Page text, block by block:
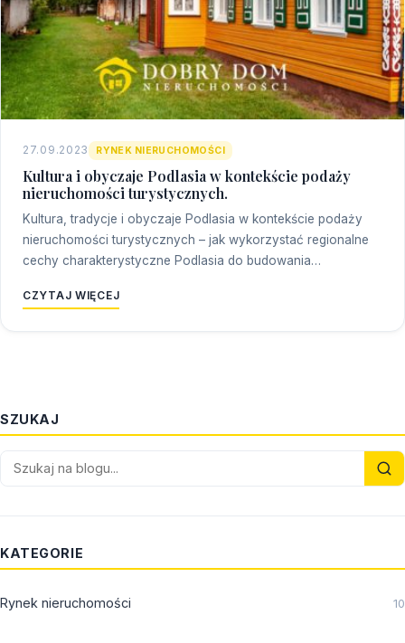
27.09.2023 RYNEK NIERUCHOMOŚCI
Kultura i obyczaje Podlasia w kontekście podaży
nieruchomości turystycznych.
Kultura, tradycje i obyczaje Podlasia w kontekście podaży
nieruchomości turystycznych – jak wykorzystać regionalne
cechy charakterystyczne Podlasia do budowania…
CZYTAJ WIĘCEJ
SZUKAJ
KATEGORIE
Rynek nieruchomości 10